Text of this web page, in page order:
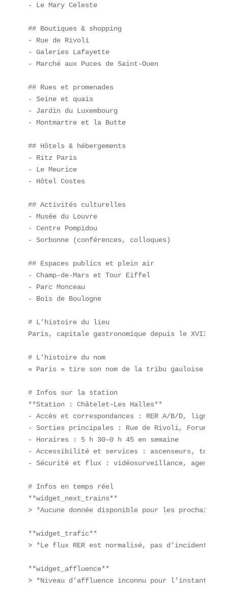
- Le Mary Celeste
## Boutiques & shopping
- Rue de Rivoli
- Galeries Lafayette
- Marché aux Puces de Saint-Ouen
## Rues et promenades
- Seine et quais
- Jardin du Luxembourg
- Montmartre et la Butte
## Hôtels & hébergements
- Ritz Paris
- Le Meurice
- Hôtel Costes
## Activités culturelles
- Musée du Louvre
- Centre Pompidou
- Sorbonne (conférences, colloques)
## Espaces publics et plein air
- Champ-de-Mars et Tour Eiffel
- Parc Monceau
- Bois de Boulogne
# L’histoire du lieu
Paris, capitale gastronomique depuis le XVIIᵉ
# L’histoire du nom
« Paris » tire son nom de la tribu gauloise
# Infos sur la station
**Station : Châtelet–Les Halles**
- Accès et correspondances : RER A/B/D, lignes
- Sorties principales : Rue de Rivoli, Forum
- Horaires : 5 h 30–0 h 45 en semaine
- Accessibilité et services : ascenseurs,
- Sécurité et flux : vidéosurveillance, agent
# Infos en temps réel
**widget_next_trains**
> *Aucune donnée disponible pour les prochains
**widget_trafic**
> *Le flux RER est normalisé, pas d’incidents
**widget_affluence**
> *Niveau d’affluence inconnu pour l’instant.*